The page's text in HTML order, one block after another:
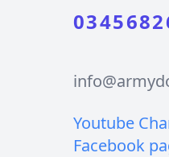
Youtube
Facebook